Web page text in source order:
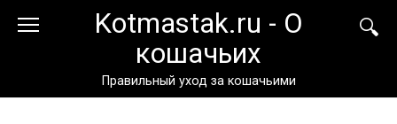
Kotmastak.ru - О
кошачьих
Правильный уход за кошачьими